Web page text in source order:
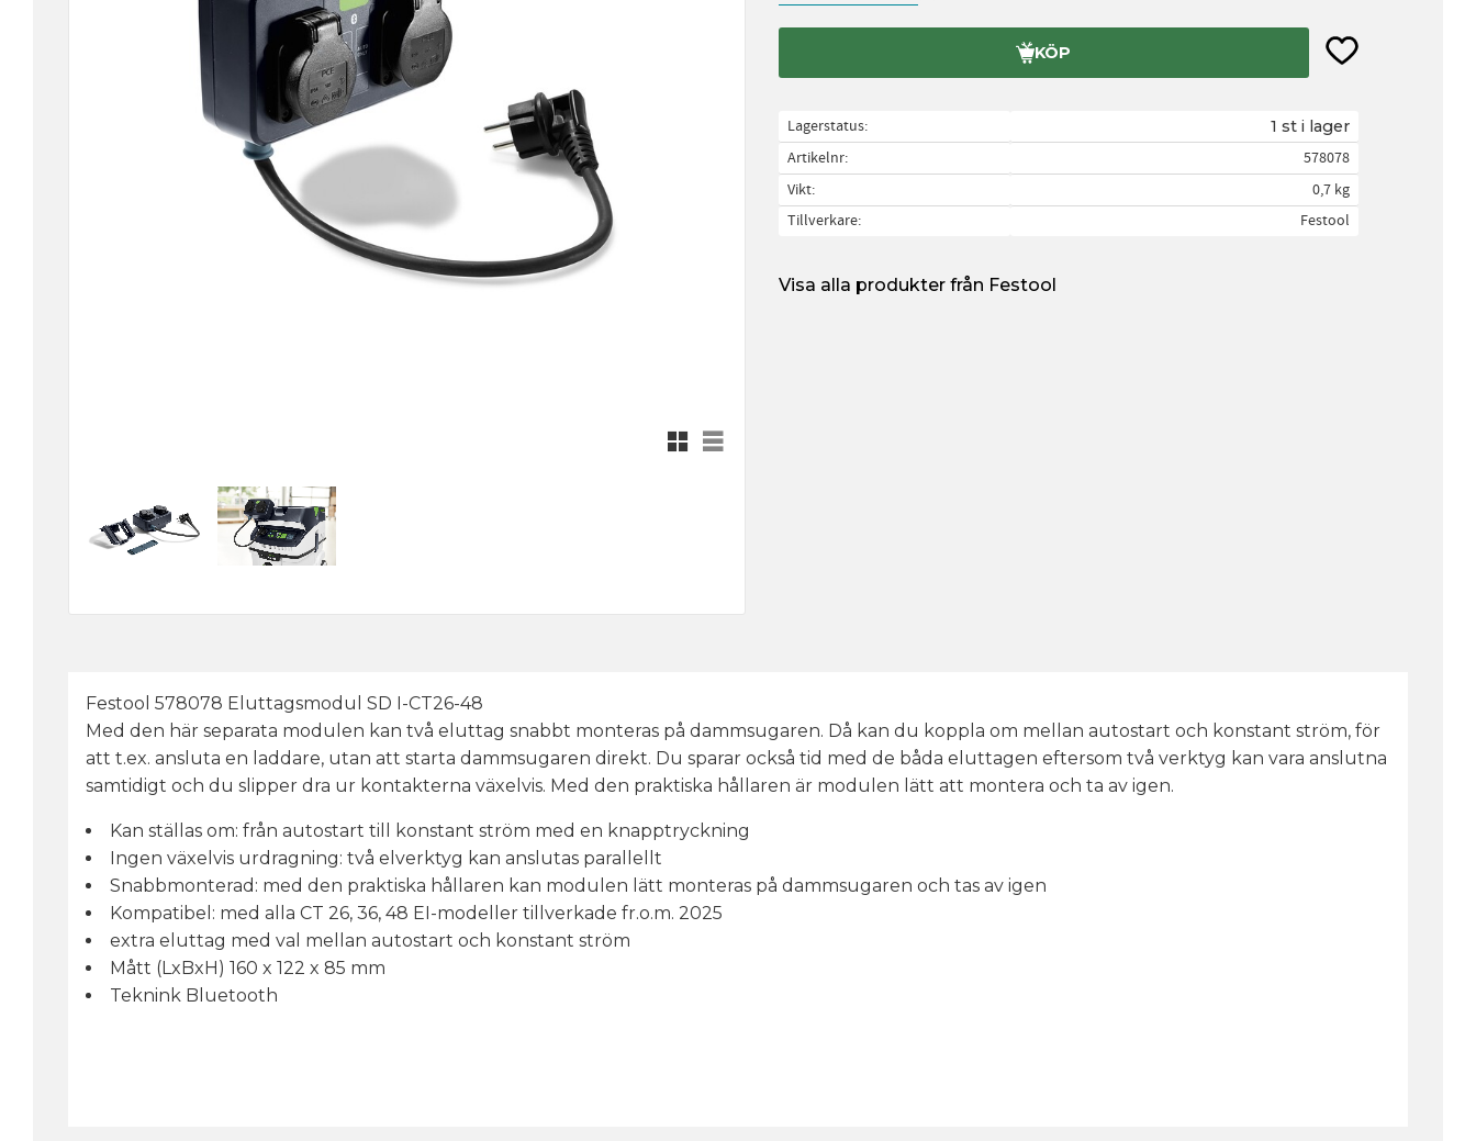
Rutnätsvy
Listvy
KÖP Lägg till i
Lagerstatus 1 st i lager
Artikelnr
578078
Vikt
0,7 kg
Tillverkare
Festool
Visa alla produkter från Festool
Festool 578078 Eluttagsmodul SD I-CT26-48
Med den här separata modulen kan två eluttag snabbt monteras på dammsugaren. Då kan du koppla om mellan autostart och konstant ström, för
att t.ex. ansluta en laddare, utan att starta dammsugaren direkt. Du sparar också tid med de båda eluttagen eftersom två verktyg kan vara anslutna
samtidigt och du slipper dra ur kontakterna växelvis. Med den praktiska hållaren är modulen lätt att montera och ta av igen.
Kan ställas om: från autostart till konstant ström med en knapptryckning
Ingen växelvis urdragning: två elverktyg kan anslutas parallellt
Snabbmonterad: med den praktiska hållaren kan modulen lätt monteras på dammsugaren och tas av igen
Kompatibel: med alla CT 26, 36, 48 EI-modeller tillverkade fr.o.m. 2025
extra eluttag med val mellan autostart och konstant ström
Mått (LxBxH) 160 x 122 x 85 mm
Teknink Bluetooth